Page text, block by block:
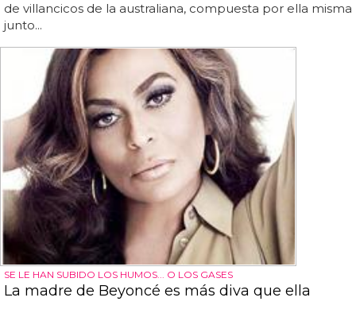
de villancicos de la australiana, compuesta por ella misma
junto...
SE LE HAN SUBIDO LOS HUMOS... O LOS GASES
La madre de Beyoncé es más diva que ella